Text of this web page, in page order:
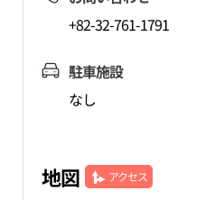
+82-32-761-1791
駐車施設
なし
地図 アクセス